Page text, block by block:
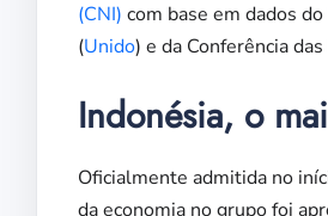
(CNI) com base em dados do
(Unido) e da Conferência
Indonésia, o
Oficialmente admitida no
da economia no grupo foi